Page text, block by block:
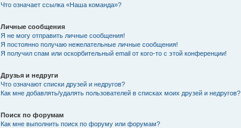
Что означает ссылка «Наша команда»?
Личные сообщения
Я не могу отправить личные сообщения!
Я постоянно получаю нежелательные личные сообщения!
Я получил спам или оскорбительный email от кого-то с этой конференции!
Друзья и недруги
Что означают списки друзей и недругов?
Как мне добавлять/удалять пользователей в списках моих друзей и недругов?
Поиск по форумам
Как мне выполнить поиск по форуму или форумам?